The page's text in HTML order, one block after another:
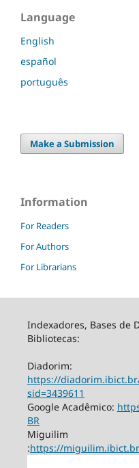
Language
English
español
português
Make a Submission
Information
For Readers
For Authors
For Librarians
Indexadores, Bases de
Bibliotecas:
Diadorim:
https://
sid=3439611
Google Acadêmico:
BR
Miguilim
:https://